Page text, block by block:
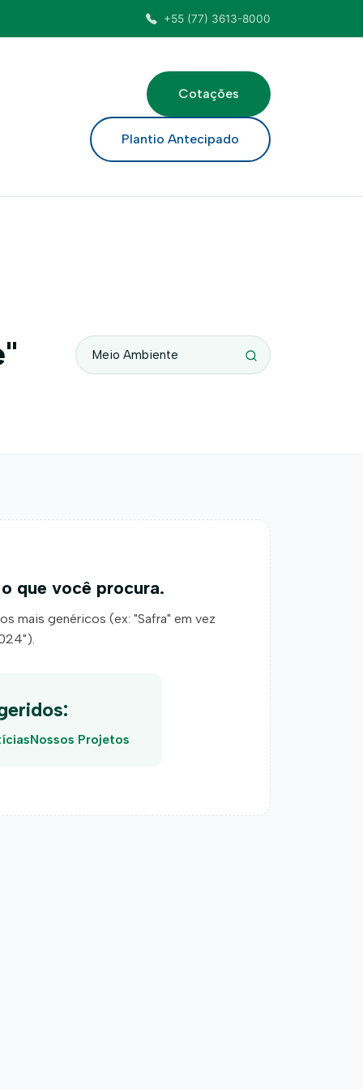
+55 (77) 3613-8000
Cotações
Plantio Antecipado
que você procura.
mais genéricos (ex: "Safra" em vez
Nossos Projetos